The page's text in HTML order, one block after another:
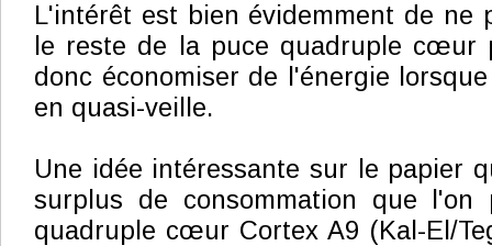
L'intérêt est bien évidemment de ne
le reste de la puce quadruple cœur
donc économiser de l'énergie
en quasi-veille.
Une idée intéressante sur le papier
surplus de consommation que l'on
quadruple cœur Cortex A9 (Kal-El/